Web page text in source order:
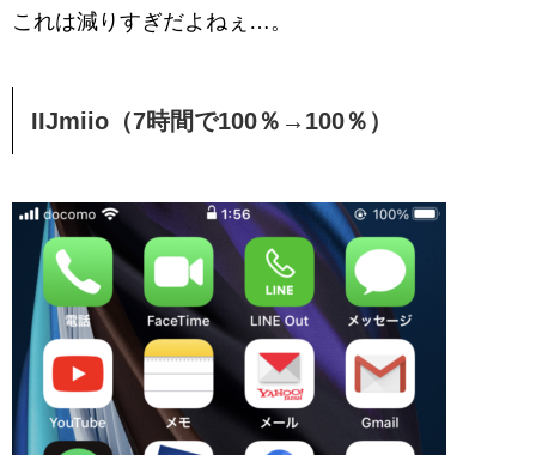
これは減りすぎだよねぇ…。
IIJmiio（7時間で100％→100％）